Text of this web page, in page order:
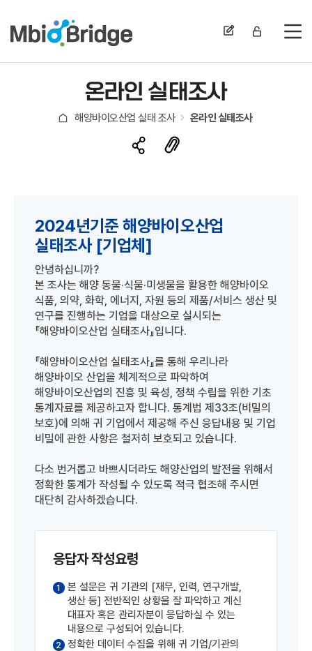
전
온라인 실태조사
해양바이오산업 실태 조사 온라인 실태조사
2024년기준 해양바이오산업
실태조사 [기업체]
안녕하십니까?
본 조사는 해양 동물·식물·미생물을 활용한 해양바이오
식품, 의약, 화학, 에너지, 자원 등의 제품/서비스 생산 및
연구를 진행하는 기업을 대상으로 실시되는
『해양바이오산업 실태조사』입니다.
『해양바이오산업 실태조사』를 통해 우리나라
해양바이오 산업을 체계적으로 파악하여
해양바이오산업의 진흥 및 육성, 정책 수립을 위한 기초
통계자료를 제공하고자 합니다. 통계법 제33조(비밀의
보호)에 의해 귀 기업에서 제공해 주신 응답내용 및 기업
비밀에 관한 사항은 철저히 보호되고 있습니다.
다소 번거롭고 바쁘시더라도 해양산업의 발전을 위해서
정확한 통계가 작성될 수 있도록 적극 협조해 주시면
대단히 감사하겠습니다.
응답자 작성요령
1
본 설문은 귀 기관의 [재무, 인력, 연구개발,
생산 등] 전반적인 상황을 잘 파악하고 계신
대표자 혹은 관리자분이 응답하실 수 있는
내용으로 구성되어 있습니다.
2
정확한 데이터 수집을 위해 귀 기업/기관의